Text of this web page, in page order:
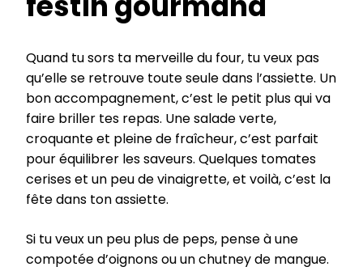
Quand tu sors ta merveille du four, tu veux pas
qu’elle se retrouve toute seule dans l’assiette. Un
bon accompagnement, c’est le petit plus qui va
faire briller tes repas. Une salade verte,
croquante et pleine de fraîcheur, c’est parfait
pour équilibrer les saveurs. Quelques tomates
cerises et un peu de vinaigrette, et voilà, c’est la
fête dans ton assiette.
Si tu veux un peu plus de peps, pense à une
compotée d’oignons ou un chutney de mangue.